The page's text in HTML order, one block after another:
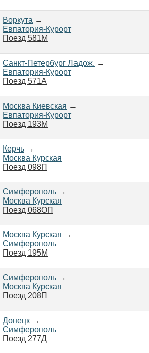
Воркута →
Евпатория-Курорт
Поезд 581М
Санкт-Петербург Ладож. →
Евпатория-Курорт
Поезд 571А
Москва Киевская →
Евпатория-Курорт
Поезд 193М
Керчь →
Москва Курская
Поезд 098П
Симферополь →
Москва Курская
Поезд 068ОП
Москва Курская →
Симферополь
Поезд 195М
Симферополь →
Москва Курская
Поезд 208П
Донецк →
Симферополь
Поезд 277Д